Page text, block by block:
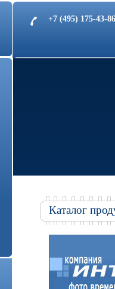
+7 (495) 175-43-
Каталог